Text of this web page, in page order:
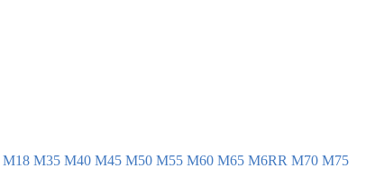
М18 М35 М40 М45 М50 М55 М60 М65 М6RR М70 М75